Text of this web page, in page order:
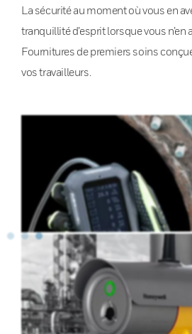
La sécurité au moment où vous en
tranquillité d’esprit lorsque vous n’en
Fournitures de premiers soins
vos travailleurs.